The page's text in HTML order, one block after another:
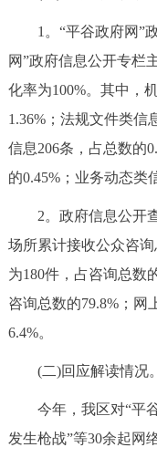
1。“平谷政府网”政
网”政府信息公开专栏
化率为100%。其中，
1.36%；法规文件类信
信息206条，占总数的
的0.45%；业务动态类
2。政府信息公开查
场所累计接收公众咨
为180件，占咨询总数
咨询总数的79.8%；网
6.4%。
(二)回应解读情况。
今年，我区对“平谷
发生枪战”等30余起网